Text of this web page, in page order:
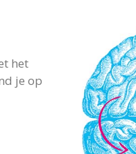
het
je op